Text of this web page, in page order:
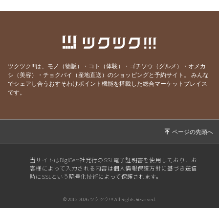
【お誕生日月、おめでとうございます！】
2026/06/09 【焼鳥居酒屋はなぶさ 最終日！】
2026/06/07 【焼鳥居酒屋はなぶさ あと3日‼️】
2026/06/02【焼鳥居酒屋はなぶさ 6月にお誕生日を迎え
2026/05/10【ゲリラ企画！はなぶさ！】
2026/05/02【焼鳥居酒屋はなぶさ 5月のクーポン！】
【残り3日！！】
ツクツク!!!は、モノ（物販）・コト（体験）・ゴチソウ（グルメ）・オメカ
シ（美容）・チョクバイ（産地直送）のショッピングと予約サイト。
みんな
でシェアし合うおすそわけポイント機能を搭載した総合マーケットプレイス
です。
当サイトはDigiCert社発行のSSL電子証明書を使用しており、お
客様によって入力される内容は個人情報保護方針に基づき送信
時にSSLという暗号化技術によって保護されます。
© 2012-2026 ツクツク!!! All Rights Reserved.